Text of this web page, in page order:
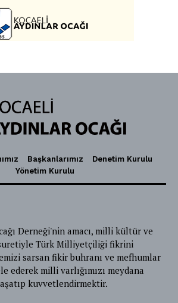
Başkanlarımız
Denetim Kurulu
Yönetim Kurulu
Derneği'nin amacı, milli kültür ve
Türk Milliyetçiliği fikrini
sarsan fikir buhranı ve mefhumlar
ederek milli varlığımızı meydana
kuvvetlendirmektir.